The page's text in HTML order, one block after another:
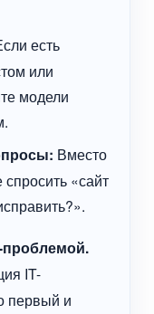
есть
или
модели
Вместо
«сайт
проблемой.
IT-
первый и